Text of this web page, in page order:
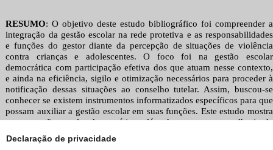
Declaração de privacidade